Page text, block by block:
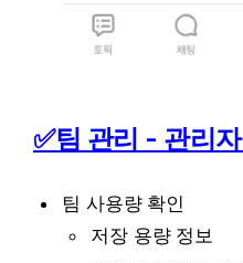
✅팀 관리 - 관리
팀 사용량 확인
저장 용량 정보